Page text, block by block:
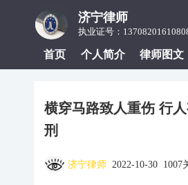
济宁律师
执业证号：
首页 个人简介 律师图文
横穿马路致人重伤 行
刑
济宁律师 2022-10-30 1007